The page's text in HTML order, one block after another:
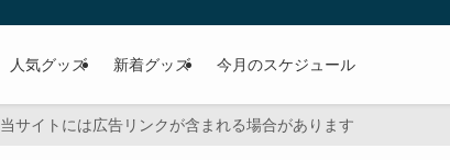
人気グッズ 新着グッズ 今月のスケジュール
当サイトには広告リンクが含まれる場合があります